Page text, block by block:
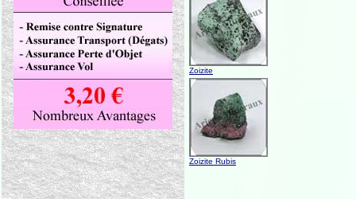
Zoizite
Zoizite Rubis